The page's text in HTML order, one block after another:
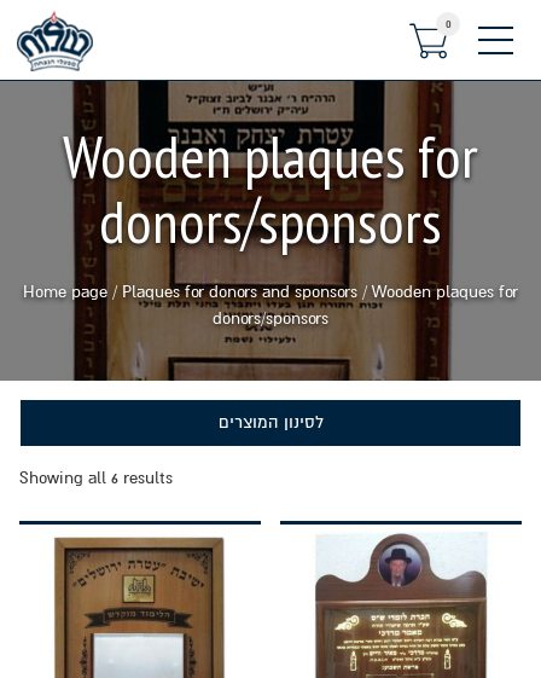
0
תפריט
Wooden plaques for
donors/sponsors
Home page / Plaques for donors and sponsors /Wooden plaques for
donors/sponsors
לסינון המוצרים
Showing all 6 results